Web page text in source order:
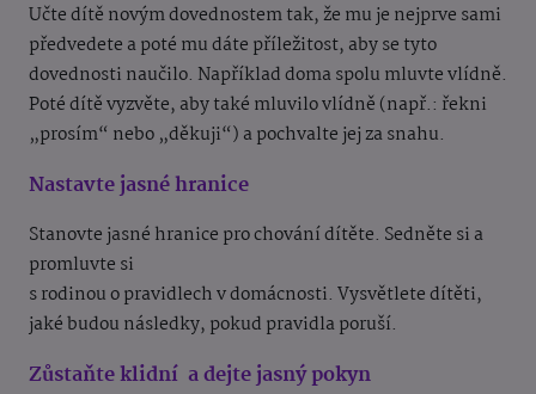
Učte dítě novým dovednostem tak, že mu je nejprve sami
předvedete a poté mu dáte příležitost, aby se tyto
dovednosti naučilo. Například doma spolu mluvte vlídně.
Poté dítě vyzvěte, aby také mluvilo vlídně (např.: řekni
„prosím“ nebo „děkuji“) a pochvalte jej za snahu.
Nastavte jasné hranice
Stanovte jasné hranice pro chování dítěte. Sedněte si a
promluvte si
s rodinou o pravidlech v domácnosti. Vysvětlete dítěti,
jaké budou následky, pokud pravidla poruší.
Zůstaňte klidní a dejte jasný pokyn